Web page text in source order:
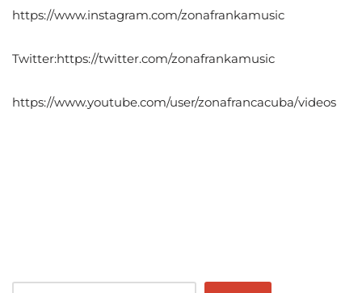
https://www.instagram.com/zonafrankamusic
Twitter:https://twitter.com/zonafrankamusic
https://www.youtube.com/user/zonafrancacuba/videos